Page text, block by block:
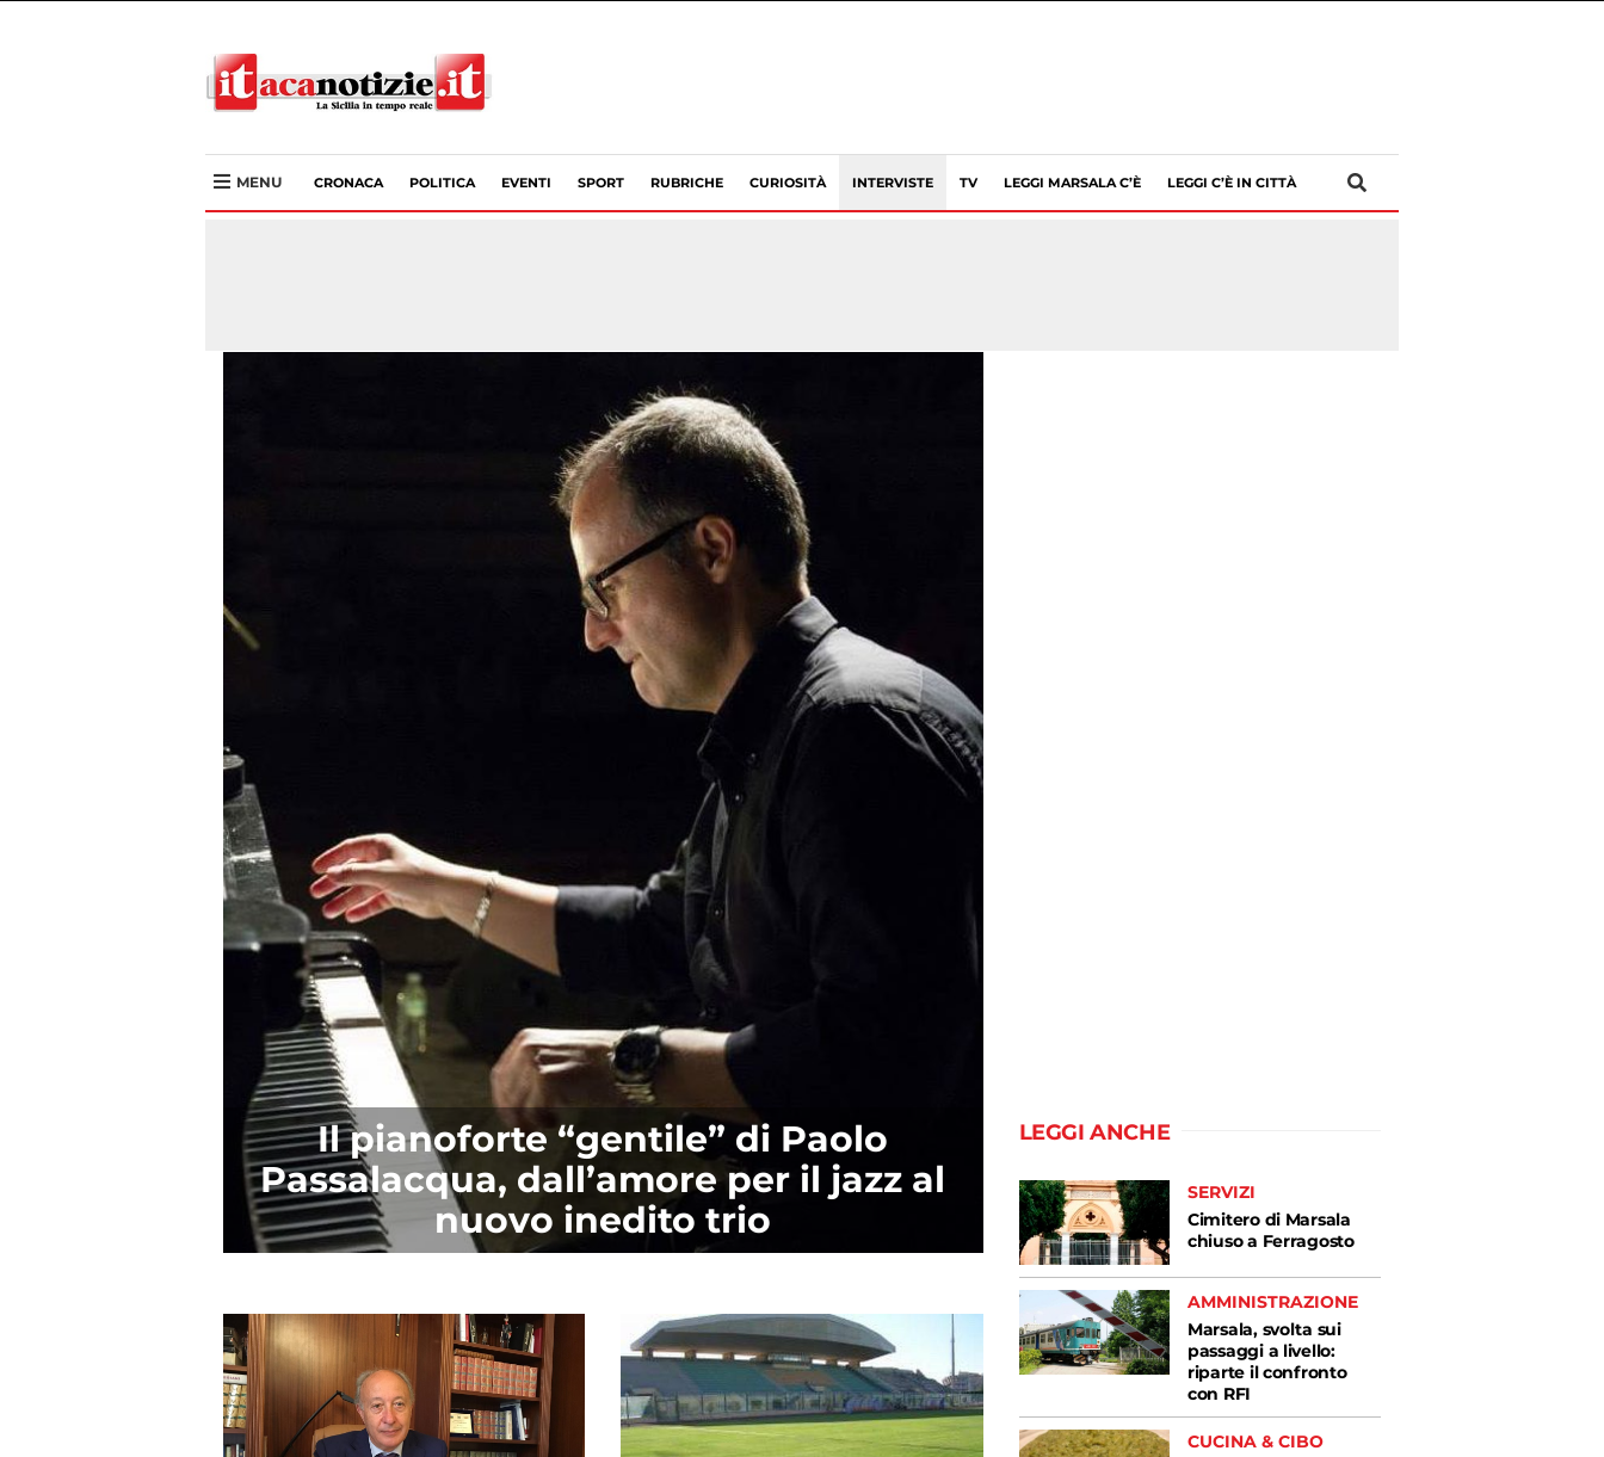
MENU CRONACA POLITICA EVENTI SPORT RUBRICHE CURIOSITÀ INTERVISTE TV LEGGI MARSALA C’È LEGGI C’È IN CITTÀ
Il pianoforte “gentile” di Paolo
Passalacqua, dall’amore per il jazz al
nuovo inedito trio
LEGGI ANCHE
SERVIZI
Cimitero di Marsala
chiuso a Ferragosto
AMMINISTRAZIONE
Marsala, svolta sui
passaggi a livello:
riparte il confronto
con RFI
CUCINA & CIBO